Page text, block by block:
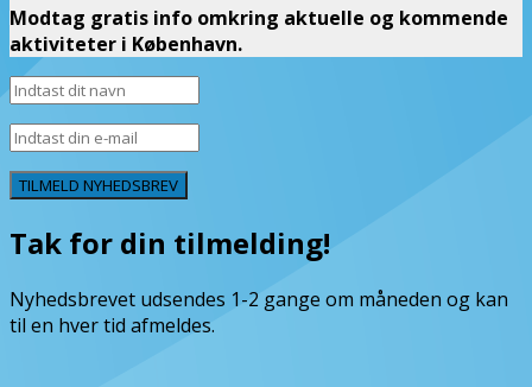
Modtag gratis info omkring aktuelle og kommende
aktiviteter i København.
TILMELD NYHEDSBREV
Tak for din tilmelding!
Nyhedsbrevet udsendes 1-2 gange om måneden og kan
til en hver tid afmeldes.